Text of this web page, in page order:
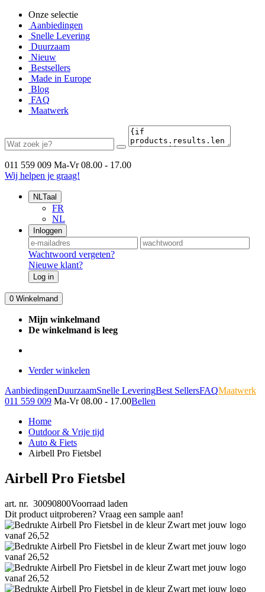
Onze selectie
Aanbiedingen
Snelle Levering
Duurzaam
Nieuw
Bestsellers
Made in Europe
Blog
FAQ
Maatwerk
011 559 009 Ma-Vr 08.00 - 17.00
Wij helpen je graag!
NLTaal
FR
NL
Inloggen
Wachtwoord vergeten?
Nieuwe klant?
Log in
0 Winkelmand
Mijn winkelmand
De winkelmand is leeg
Verder winkelen
AanbiedingenDuurzaamSnelle LeveringBest SellersFAQMaatwerk
011 559 009 Ma-Vr 08.00 - 17.00Bellen
Home
Outdoor & Vrije tijd
Auto & Fiets
Airbell Pro Fietsbel
Airbell Pro Fietsbel
art. nr. 30090800Voorraad laden
Dit product uitproberen? Vraag een sample aan!